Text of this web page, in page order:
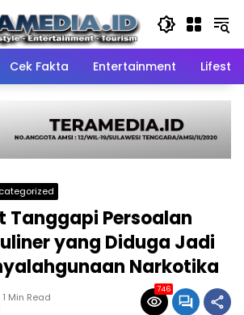
Cek Fakta Entertainment
Tanggapi Persoalan
yang Diduga Jadi
Narkotika
1 Min Read
746